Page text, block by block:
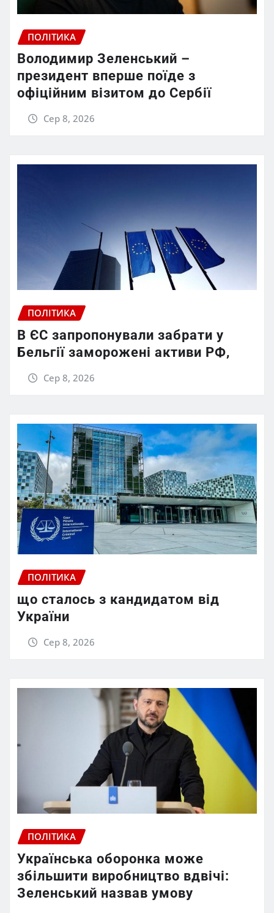
ПОЛІТИКА
Володимир Зеленський –
президент вперше поїде з
офіційним візитом до Сербії
Сер 8, 2026
ПОЛІТИКА
В ЄС запропонували забрати у
Бельгії заморожені активи РФ,
Сер 8, 2026
ПОЛІТИКА
що сталось з кандидатом від
України
Сер 8, 2026
ПОЛІТИКА
Українська оборонка може
збільшити виробництво вдвічі:
Зеленський назвав умову